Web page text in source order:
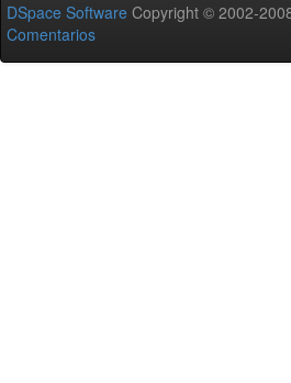
DSpace Software Copyright © 2002-
Comentarios